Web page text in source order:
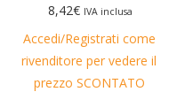
8,42€ IVA inclusa
Accedi/Registrati come
rivenditore per vedere il
prezzo SCONTATO